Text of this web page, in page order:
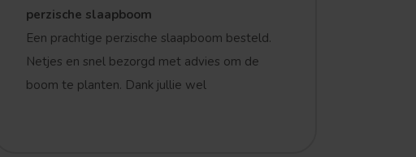
perzische slaapboom
Een prachtige perzische slaapboom besteld.
Netjes en snel bezorgd met advies om de
boom te planten. Dank jullie wel